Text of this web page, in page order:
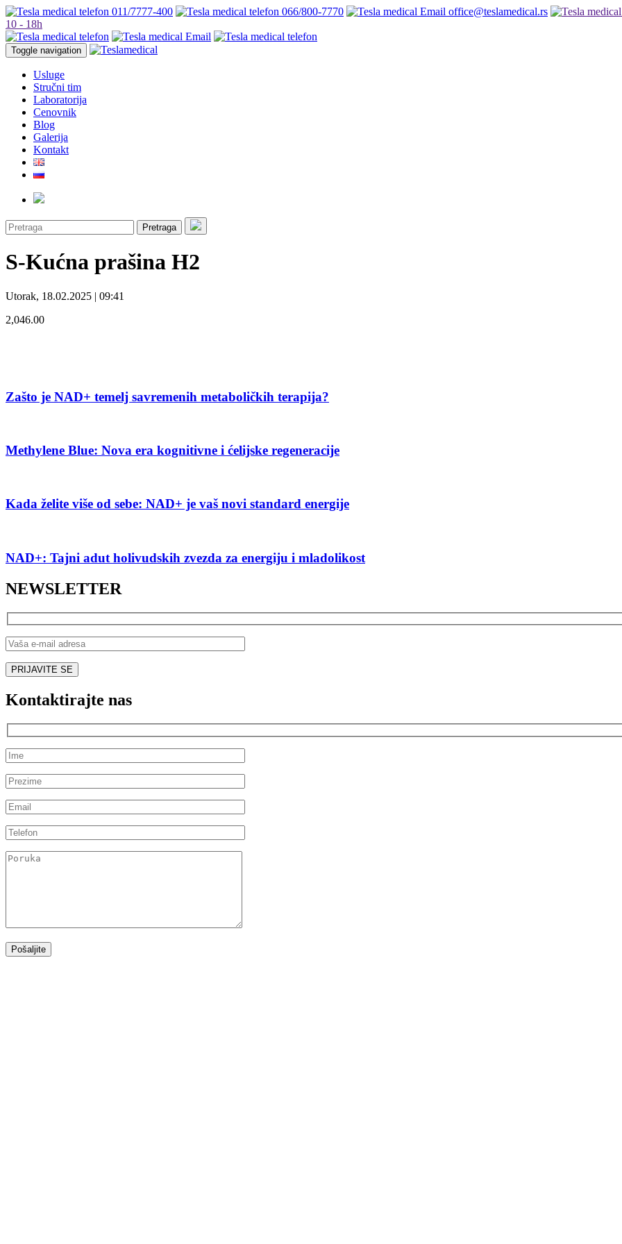
011/7777-400 066/800-7770 office@teslamedical.rs
10 - 18h
Toggle navigation
Usluge
Stručni tim
Laboratorija
Cenovnik
Blog
Galerija
Kontakt
Pretraga
S-Kućna prašina H2
Utorak, 18.02.2025 | 09:41
2,046.00
Zašto je NAD+ temelj savremenih metaboličkih terapija?
Methylene Blue: Nova era kognitivne i ćelijske regeneracije
Kada želite više od sebe: NAD+ je vaš novi standard energije
NAD+: Tajni adut holivudskih zvezda za energiju i mladolikost
NEWSLETTER
Kontaktirajte nas